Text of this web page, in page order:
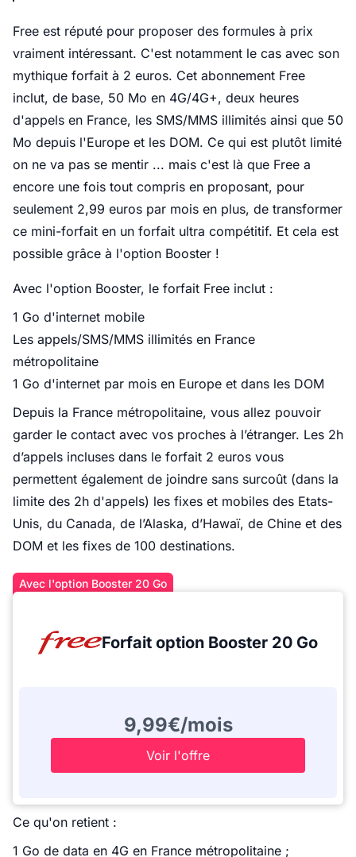
Free est réputé pour proposer des formules à prix
vraiment intéressant. C'est notamment le cas avec son
mythique forfait à 2 euros. Cet abonnement Free
inclut, de base, 50 Mo en 4G/4G+, deux heures
d'appels en France, les SMS/MMS illimités ainsi que 50
Mo depuis l'Europe et les DOM. Ce qui est plutôt limité
on ne va pas se mentir ... mais c'est là que Free a
encore une fois tout compris en proposant, pour
seulement 2,99 euros par mois en plus, de transformer
ce mini-forfait en un forfait ultra compétitif. Et cela est
possible grâce à l'option Booster !
Avec l'option Booster, le forfait Free inclut :
1 Go d'internet mobile
Les appels/SMS/MMS illimités en France
métropolitaine
1 Go d'internet par mois en Europe et dans les DOM
Depuis la France métropolitaine, vous allez pouvoir
garder le contact avec vos proches à l’étranger. Les 2h
d’appels incluses dans le forfait 2 euros vous
permettent également de joindre sans surcoût (dans la
limite des 2h d'appels) les fixes et mobiles des Etats-
Unis, du Canada, de l’Alaska, d’Hawaï, de Chine et des
DOM et les fixes de 100 destinations.
Avec l'option Booster 20 Go
Forfait option Booster 20 Go
9,99€/mois
Voir l'offre
Ce qu'on retient :
1 Go de data en 4G en France métropolitaine ;